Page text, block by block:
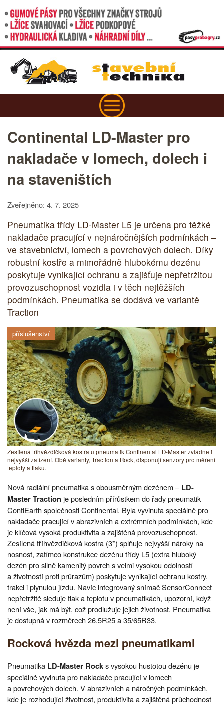
Continental LD-Master pro
nakladače v lomech, dolech i
na staveništích
Zveřejněno: 4. 7. 2025
Pneumatika třídy LD-Master L5 je určena pro těžké
nakladače pracující v nejnáročnějších podmínkách –
ve stavebnictví, lomech a povrchových dolech. Díky
robustní kostře a mimořádně hlubokému dezénu
poskytuje vynikající ochranu a zajišťuje nepřetržitou
provozuschopnost vozidla i v těch nejtěžších
podmínkách. Pneumatika se dodává ve variantě
Traction
příslušenství
Zesílená tříhvězdičková kostra u pneumatik Continental LD-Master zvládne i
nejvyšší zatížení. Obě varianty, Traction a Rock, disponují senzory pro měření
teploty a tlaku.
Nová radiální pneumatika s obousměrným dezénem –LD-
Master Traction je posledním přírůstkem do řady pneumatik
ContiEarth společnosti Continental. Byla vyvinuta speciálně pro
nakladače pracující v abrazivních a extrémních podmínkách, kde
je klíčová vysoká produktivita a zajištěná provozuschopnost.
Zesílená tříhvězdičková kostra (3*) splňuje nejvyšší nároky na
nosnost, zatímco konstrukce dezénu třídy L5 (extra hluboký
dezén pro silně kamenitý povrch s velmi vysokou odolností
a životností proti průrazům) poskytuje vynikající ochranu kostry,
trakci i plynulou jízdu. Navíc integrovaný snímač SensorConnect
nepřetržitě sleduje tlak a teplotu v pneumatikách, upozorní, když
není vše, jak má být, což prodlužuje jejich životnost. Pneumatika
je dostupná v rozměrech 26.5R25 a 35/65R33.
Rocková hvězda mezi pneumatikami
Pneumatika LD-Master Rocks vysokou hustotou dezénu je
speciálně vyvinuta pro nakladače pracující v lomech
a povrchových dolech. V abrazivních a náročných podmínkách,
kde je rozhodující životnost, produktivita a zajištěná průchodnost